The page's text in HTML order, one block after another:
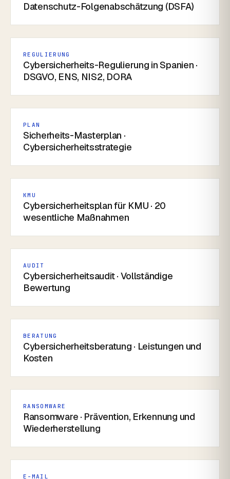
Datenschutz-Folgenabschätzung (DSFA)
REGULIERUNG
Cybersicherheits-Regulierung in Spanien ·
DSGVO, ENS, NIS2, DORA
PLAN
Sicherheits-Masterplan ·
Cybersicherheitsstrategie
KMU
Cybersicherheitsplan für KMU · 20
wesentliche Maßnahmen
AUDIT
Cybersicherheitsaudit · Vollständige
Bewertung
BERATUNG
Cybersicherheitsberatung · Leistungen und
Kosten
RANSOMWARE
Ransomware · Prävention, Erkennung und
Wiederherstellung
E-MAIL